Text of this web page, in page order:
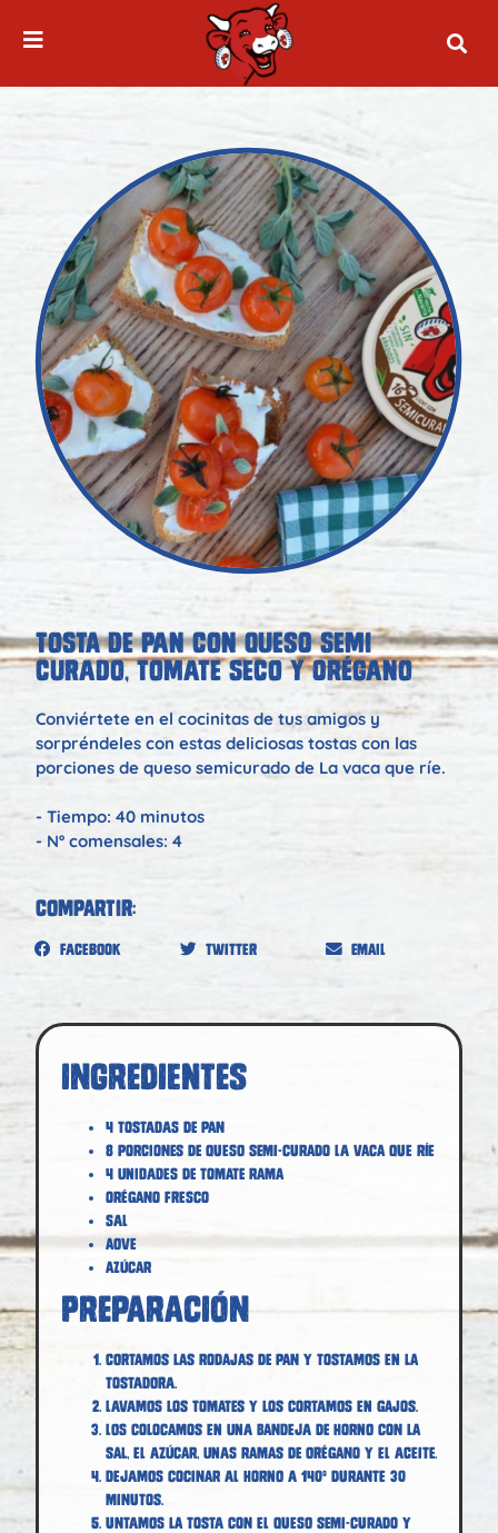
TOSTA DE PAN CON QUESO SEMI
CURADO, TOMATE SECO Y ORÉGANO
Conviértete en el cocinitas de tus amigos y
sorpréndeles con estas deliciosas tostas con las
porciones de queso semicurado de La vaca que ríe.
- Tiempo: 40 minutos
- Nº comensales: 4
Compartir:
Facebook Twitter Email
Ingredientes
4 tostadas de pan
8 porciones de queso semi-curado La vaca que ríe
4 unidades de tomate rama
Orégano fresco
Sal
AOVE
Azúcar
Preparación
Cortamos las rodajas de pan y tostamos en la
tostadora.
Lavamos los tomates y los cortamos en gajos.
Los colocamos en una bandeja de horno con la
sal, el azúcar, unas ramas de orégano y el aceite.
Dejamos cocinar al horno a 140º durante 30
minutos.
Untamos la tosta con el queso semi-curado y